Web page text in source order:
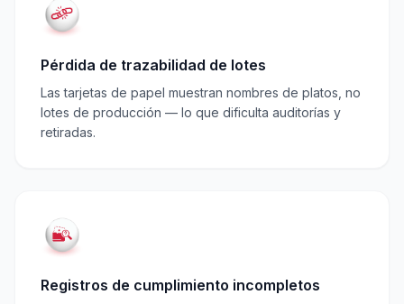
Pérdida de trazabilidad de lotes
Las tarjetas de papel muestran nombres de platos, no
lotes de producción — lo que dificulta auditorías y
retiradas.
Registros de cumplimiento incompletos